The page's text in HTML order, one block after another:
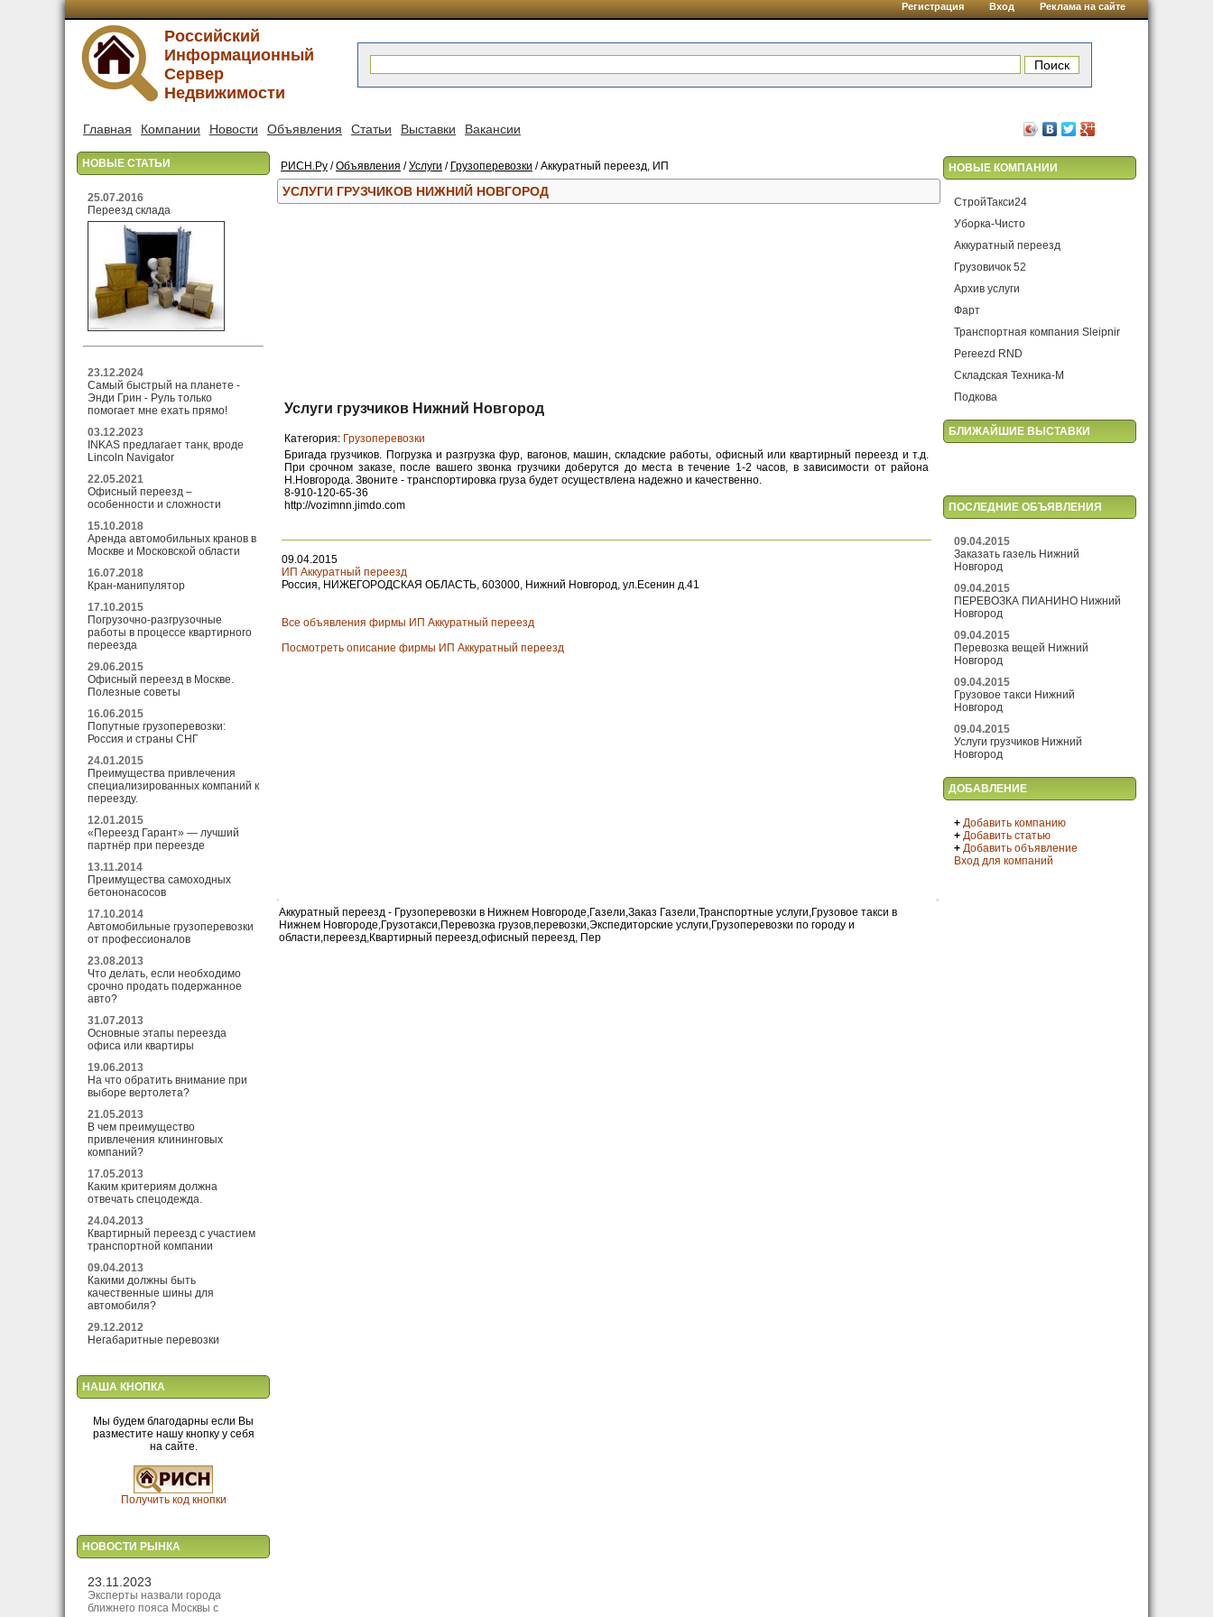
Регистрация Вход Реклама на сайте
Российский
Информационный
Сервер
Недвижимости
Главная Компании Новости Объявления Статьи Выставки Вакансии
НОВЫЕ СТАТЬИ
25.07.2016
Переезд склада
23.12.2024
Самый быстрый на планете -
Энди Грин - Руль только
помогает мне ехать прямо!
03.12.2023
INKAS предлагает танк, вроде
Lincoln Navigator
22.05.2021
Офисный переезд –
особенности и сложности
15.10.2018
Аренда автомобильных кранов в
Москве и Московской области
16.07.2018
Кран-манипулятор
17.10.2015
Погрузочно-разгрузочные
работы в процессе квартирного
переезда
29.06.2015
Офисный переезд в Москве.
Полезные советы
16.06.2015
Попутные грузоперевозки:
Россия и страны СНГ
24.01.2015
Преимущества привлечения
специализированных компаний к
переезду.
12.01.2015
«Переезд Гарант» — лучший
партнёр при переезде
13.11.2014
Преимущества самоходных
бетононасосов
17.10.2014
Автомобильные грузоперевозки
от профессионалов
23.08.2013
Что делать, если необходимо
срочно продать подержанное
авто?
31.07.2013
Основные этапы переезда
офиса или квартиры
19.06.2013
На что обратить внимание при
выборе вертолета?
21.05.2013
В чем преимущество
привлечения клининговых
компаний?
17.05.2013
Каким критериям должна
отвечать спецодежда.
24.04.2013
Квартирный переезд с участием
транспортной компании
09.04.2013
Какими должны быть
качественные шины для
автомобиля?
29.12.2012
Негабаритные перевозки
НАША КНОПКА
Мы будем благодарны если Вы
разместите нашу кнопку у себя
на сайте.
Получить код кнопки
НОВОСТИ РЫНКА
23.11.2023
Эксперты назвали города
ближнего пояса Москвы с
РИСН.Ру /Объявления /Услуги / Грузоперевозки / Аккуратный переезд, ИП
УСЛУГИ ГРУЗЧИКОВ НИЖНИЙ НОВГОРОД
Услуги грузчиков Нижний Новгород
Категория: Грузоперевозки
Бригада грузчиков. Погрузка и разгрузка фур, вагонов, машин, складские работы, офисный или квартирный переезд и т.д.
При срочном заказе, после вашего звонка грузчики доберутся до места в течение 1-2 часов, в зависимости от района
Н.Новгорода. Звоните - транспортировка груза будет осуществлена надежно и качественно.
8-910-120-65-36
http://vozimnn.jimdo.com
09.04.2015
ИП Аккуратный переезд
Россия, НИЖЕГОРОДСКАЯ ОБЛАСТЬ, 603000, Нижний Новгород, ул.Есенин д.41
Все объявления фирмы ИП Аккуратный переезд
Посмотреть описание фирмы ИП Аккуратный переезд
Аккуратный переезд - Грузоперевозки в Нижнем Новгороде,Газели,Заказ Газели,Транспортные услуги,Грузовое такси в
Нижнем Новгороде,Грузотакси,Перевозка грузов,перевозки,Экспедиторские услуги,Грузоперевозки по городу и
области,переезд,Квартирный переезд,офисный переезд, Пер
НОВЫЕ КОМПАНИИ
СтройТакси24
Уборка-Чисто
Аккуратный переезд
Грузовичок 52
Архив услуги
Фарт
Транспортная компания Sleipnir
Pereezd RND
Складская Техника-М
Подкова
БЛИЖАЙШИЕ ВЫСТАВКИ
ПОСЛЕДНИЕ ОБЪЯВЛЕНИЯ
09.04.2015
Заказать газель Нижний
Новгород
09.04.2015
ПЕРЕВОЗКА ПИАНИНО Нижний
Новгород
09.04.2015
Перевозка вещей Нижний
Новгород
09.04.2015
Грузовое такси Нижний
Новгород
09.04.2015
Услуги грузчиков Нижний
Новгород
ДОБАВЛЕНИЕ
+ Добавить компанию
+ Добавить статью
+ Добавить объявление
Вход для компаний